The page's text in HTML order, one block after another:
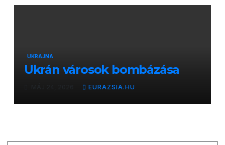
UKRAJNA
Ukrán városok bombázása
EURAZSIA.HU